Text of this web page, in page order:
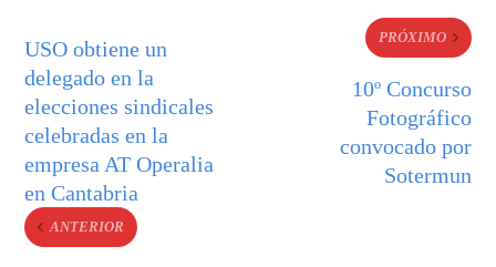
USO obtiene un
delegado en la
elecciones sindicales
celebradas en la
empresa AT Operalia
en Cantabria
ANTERIOR
PRÓXIMO
10º Concurso
Fotográfico
convocado por
Sotermun